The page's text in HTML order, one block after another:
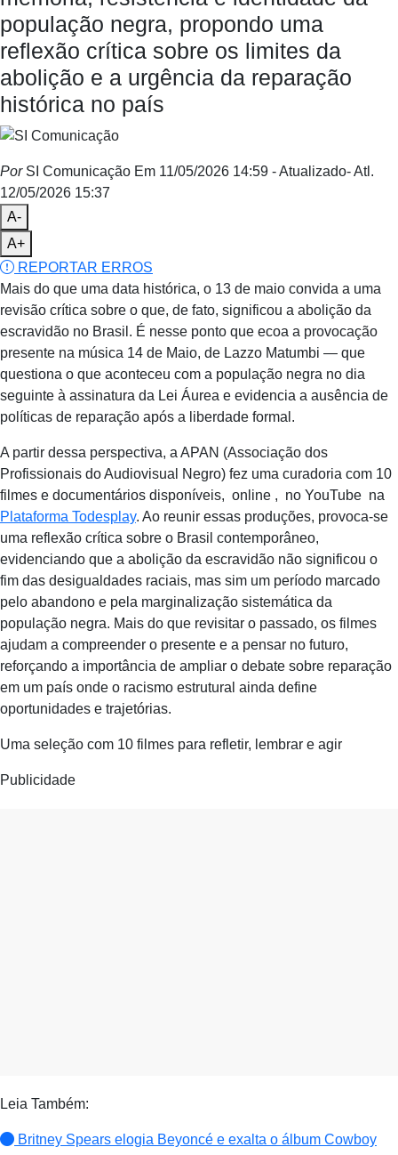
população negra, propondo uma
reflexão crítica sobre os limites da
abolição e a urgência da reparação
histórica no país
PorSI Comunicação Em 11/05/2026 14:59 - Atualizado- Atl.
12/05/2026 15:37
A-
A+
REPORTAR ERROS
Mais do que uma data histórica, o 13 de maio convida a uma
revisão crítica sobre o que, de fato, significou a abolição da
escravidão no Brasil. É nesse ponto que ecoa a provocação
presente na música 14 de Maio, de Lazzo Matumbi — que
questiona o que aconteceu com a população negra no dia
seguinte à assinatura da Lei Áurea e evidencia a ausência de
políticas de reparação após a liberdade formal.
A partir dessa perspectiva, a APAN (Associação dos
Profissionais do Audiovisual Negro) fez uma curadoria com 10
filmes e documentários disponíveis, online , no YouTube na
Plataforma Todesplay. Ao reunir essas produções, provoca-se
uma reflexão crítica sobre o Brasil contemporâneo,
evidenciando que a abolição da escravidão não significou o
fim das desigualdades raciais, mas sim um período marcado
pelo abandono e pela marginalização sistemática da
população negra. Mais do que revisitar o passado, os filmes
ajudam a compreender o presente e a pensar no futuro,
reforçando a importância de ampliar o debate sobre reparação
em um país onde o racismo estrutural ainda define
oportunidades e trajetórias.
Uma seleção com 10 filmes para refletir, lembrar e agir
Publicidade
Leia Também:
Britney Spears elogia Beyoncé e exalta o álbum Cowboy